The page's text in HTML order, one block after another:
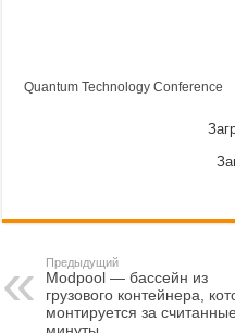
Quantum Technology Conference
Предыдущий
Modpool — бассейн из
грузового контейнера,
монтируется за считанные